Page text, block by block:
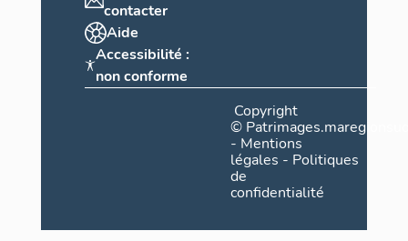
contacter
Aide
Accessibilité :
non conforme
Copyright
©
- Mentions
légales - Politiques
de
confidentialité